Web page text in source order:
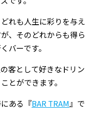
れも人生に彩りを与え
、そのどれからも得ら
バーです。
客として好きなドリン
とができます。
ある『BAR TRAM』で